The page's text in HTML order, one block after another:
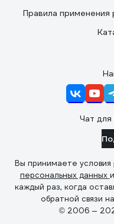
Правила применения
Чат для
Вы принимаете условия
персональных данных и
каждый раз, когда
обратной связи
© 2006 —